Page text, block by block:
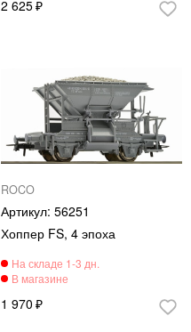
2 625
ROCO
56251
Хоппер FS, 4 эпоха
1 970